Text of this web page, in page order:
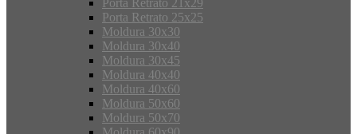
Porta Retrato 21x29
Porta Retrato 25x25
Moldura 30x30
Moldura 30x40
Moldura 30x45
Moldura 40x40
Moldura 40x60
Moldura 50x60
Moldura 50x70